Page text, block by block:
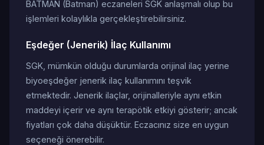
BATMAN (Batman) eczaneleri SGK anlaşmalı olup bu
işlemleri kolaylıkla gerçekleştirebilirsiniz.
Eşdeğer (Jenerik) İlaç Kullanımı
SGK, mümkün olduğu durumlarda orijinal ilaç yerine
biyoeşdeğer jenerik ilaç kullanımını teşvik
etmektedir. Jenerik ilaçlar, orijinalleriyle aynı etkin
maddeyi içerir ve aynı terapötik etkiyi gösterir; ancak
fiyatları çok daha düşüktür. Eczacınız size en uygun
seçeneği önerebilir.